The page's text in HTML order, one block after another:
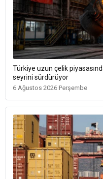
Türkiye uzun çelik
seyrini sürdürüyor
6 Ağustos 2026 Perşembe